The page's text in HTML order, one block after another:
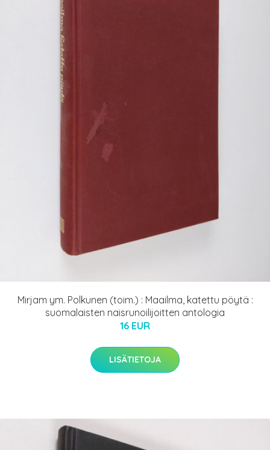
Mirjam ym. Polkunen (toim.) : Maailma, katettu pöytä :
suomalaisten naisrunoilijoitten antologia
16 EUR
LISÄTIETOJA